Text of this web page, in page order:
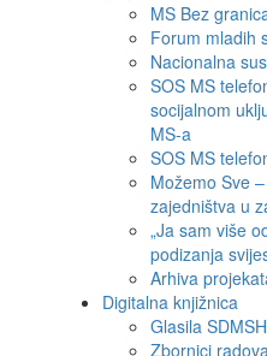
MS Bez
Forum mladih
Nacionalna
SOS MS
socijalnom
MS-a
SOS MS
Možemo Sve
zajedništva u
„Ja sam više
podizanja
Arhiva
Digitalna knjižnica
Glasila SDMSH
Zbornici